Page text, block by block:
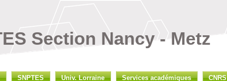
Section Nancy - Metz
SNPTES Univ. Lorraine Services académiques CNRS